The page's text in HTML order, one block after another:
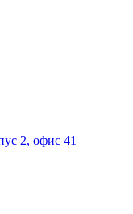
2, офис 41